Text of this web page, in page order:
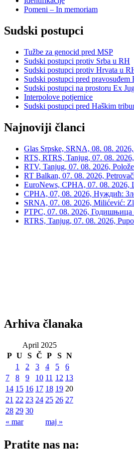
Pomeni – In memoriam
Sudski postupci
Tužbe za genocid pred MSP
Sudski postupci protiv Srba u RH
Sudski postupci protiv Hrvata u
Sudski postupci pred pravosuđem
Sudski postupci na prostoru Ex
Interpolove potjernice
Sudski postupci pred Haškim
Najnoviji članci
Glas Srpske, SRNA, 08. 08.
RTS, RTRS, Tanjug, 07. 08.
RTV, Tanjug, 07. 08. 2026,
RT Balkan, 07. 08. 2026,
EuroNews, СРНА, 07. 08. 2026,
СРНА, 07, 08. 2026, Нуждић:
SRNA, 07. 08. 2026, Milićević:
РТРС, 07. 08. 2026, Годишњица
RTRS, Tanjug, 07. 08. 2026,
Arhiva članaka
April 2025
P U S Č P S N
« mar maj »
1 2 3 4 5
6
7
8 9 10 11 12 13
14 15 16 17 18 19 20
21 22 23 24 25 26 27
28 29 30
Pratite nas na: